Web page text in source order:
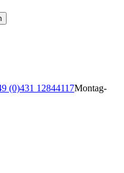
(0)431 12844117Montag-